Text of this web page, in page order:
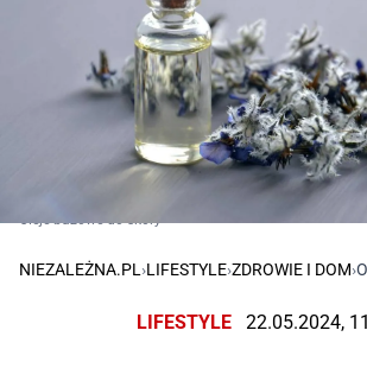
Oleje bazowe do skóry
NIEZALEŻNA.PL ›LIFESTYLE›ZDROWIE I DOM›
LIFESTYLE 22.05.2024,